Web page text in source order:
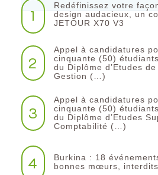
1
Redéfinissez votre
design audacieux, un
JETOUR X70 V3
2
Appel à candidatures
cinquante (50)
du Diplôme d’Etudes
Gestion (…)
3
Appel à candidatures
cinquante (50)
du Diplôme d’Etudes
Comptabilité (…)
4
Burkina : 18
bonnes mœurs, interdits